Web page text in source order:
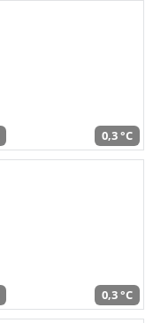
0,3 °C
0,3 °C